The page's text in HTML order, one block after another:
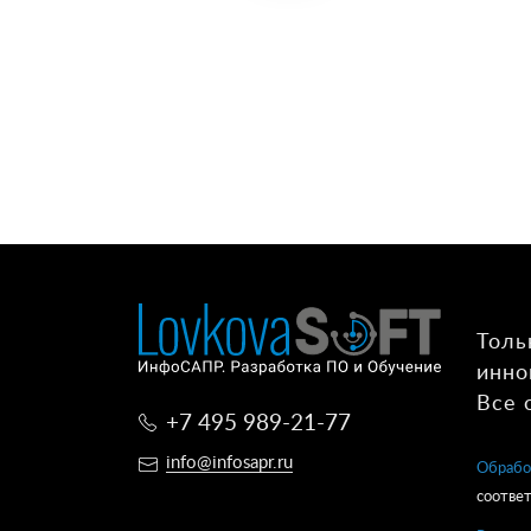
+7 495 989-21-77
info@infosapr.ru
Все